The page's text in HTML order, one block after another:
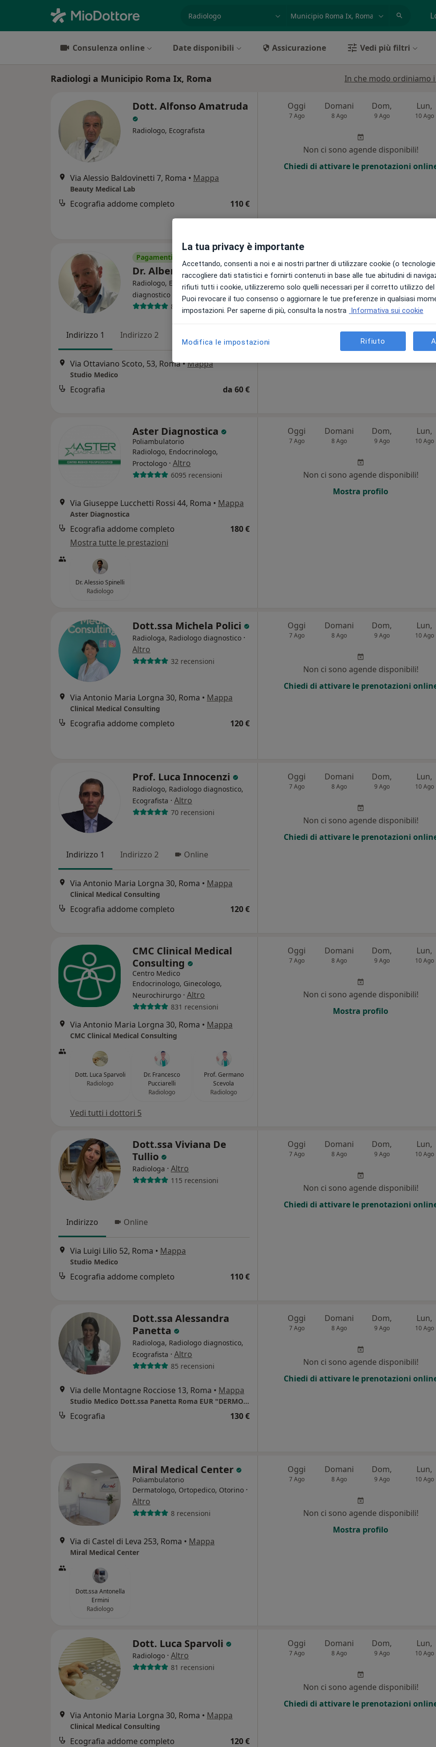
Consulenza online Date disponibili Assicurazione Vedi più filtri
Radiologi a Municipio Roma Ix, Roma In che modo ordiniamo
Dott. Alfonso Amatruda
Radiologo, Ecografista
Via Alessio Baldovinetti 7, Roma • Mappa
Beauty Medical Lab
Ecografia addome completo 110 €
Oggi
7 Ago
Domani
8 Ago
Dom,
9 Ago
Lun,
10 Ago
Non ci sono agende disponibili!
Chiedi di attivare le prenotazioni
Pagamenti online
Dr. Alberto Di Filippo
Radiologo, Ecografista, Radiologo
diagnostico
Altro
81 recensioni
Indirizzo 1 Indirizzo 2
Via Ottaviano Scoto, 53, Roma•Mappa
Studio Medico
Ecografia da 60 €
7 Ago 8 Ago 9 Ago 10 Ago
Non ci sono agende disponibili!
Chiedi di attivare le prenotazioni online
Aster Diagnostica
Poliambulatorio
Radiologo, Endocrinologo,
Proctologo · Altro
6095 recensioni
Via Giuseppe Lucchetti Rossi 44, Roma • Mappa
Aster Diagnostica
Ecografia addome completo
180 €
Mostra tutte le prestazioni
Dr. Alessio Spinelli
Radiologo
Oggi
7 Ago
Domani
8 Ago
Dom,
9 Ago
Lun,
10 Ago
Non ci sono agende disponibili!
Mostra profilo
Dott.ssa Michela Polici
Radiologa, Radiologo diagnostico ·
Altro
32 recensioni
Via Antonio Maria Lorgna 30, Roma • Mappa
Clinical Medical Consulting
Ecografia addome completo 120 €
Oggi
7 Ago
Domani
8 Ago
Dom,
9 Ago
Lun,
10 Ago
Non ci sono agende disponibili!
Chiedi di attivare le prenotazioni
Prof. Luca Innocenzi
Radiologo, Radiologo diagnostico,
Ecografista · Altro
70 recensioni
Indirizzo 1 Indirizzo 2 Online
Via Antonio Maria Lorgna 30, Roma • Mappa
Clinical Medical Consulting
Ecografia addome completo 120 €
Oggi
7 Ago
Domani
8 Ago
Dom,
9 Ago
Lun,
10 Ago
Non ci sono agende disponibili!
Chiedi di attivare le prenotazioni
CMC Clinical Medical
Consulting
Centro Medico
Endocrinologo, Ginecologo,
Neurochirurgo · Altro
831 recensioni
Via Antonio Maria Lorgna 30, Roma • Mappa
CMC Clinical Medical Consulting
Dott. Luca Sparvoli
Radiologo
Dr. Francesco
Pucciarelli
Radiologo
Prof. Germano
Scevola
Radiologo
Vedi tutti i dottori 5
Oggi
7 Ago
Domani
8 Ago
Dom,
9 Ago
Lun,
10 Ago
Non ci sono agende disponibili!
Mostra profilo
Dott.ssa Viviana De
Tullio
Radiologa · Altro
115 recensioni
Indirizzo Online
Via Luigi Lilio 52, Roma • Mappa
Studio Medico
Ecografia addome completo 110 €
Oggi
7 Ago
Domani
8 Ago
Dom,
9 Ago
Lun,
10 Ago
Non ci sono agende disponibili!
Chiedi di attivare le prenotazioni
Dott.ssa Alessandra
Panetta
Radiologa, Radiologo diagnostico,
Ecografista · Altro
85 recensioni
Via delle Montagne Rocciose 13, Roma • Mappa
Studio Medico Dott.ssa Panetta Roma EUR "DERMOAROMA"
Ecografia 130 €
Oggi
7 Ago
Domani
8 Ago
Dom,
9 Ago
Lun,
10 Ago
Non ci sono agende disponibili!
Chiedi di attivare le prenotazioni
Miral Medical Center
Poliambulatorio
Dermatologo, Ortopedico, Otorino ·
Altro
8 recensioni
Via di Castel di Leva 253, Roma • Mappa
Miral Medical Center
Dott.ssa Antonella
Ermini
Radiologo
Oggi
7 Ago
Domani
8 Ago
Dom,
9 Ago
Lun,
10 Ago
Non ci sono agende disponibili!
Mostra profilo
Dott. Luca Sparvoli
Radiologo · Altro
81 recensioni
Via Antonio Maria Lorgna 30, Roma • Mappa
Clinical Medical Consulting
Ecografia addome completo 120 €
Oggi
7 Ago
Domani
8 Ago
Dom,
9 Ago
Lun,
10 Ago
Non ci sono agende disponibili!
Chiedi di attivare le prenotazioni
La tua privacy è importante
Accettando, consenti a noi e ai nostri partner di utilizzare cookie (o
raccogliere dati statistici e fornirti contenuti in base alle tue abitudini di
rifiuti tutti i cookie, utilizzeremo solo quelli necessari per il corretto utilizzo
Puoi revocare il tuo consenso o aggiornare le tue preferenze in qualsiasi
impostazioni. Per saperne di più, consulta la nostra Informativa sui cookie
Modifica le impostazioni Rifiuto